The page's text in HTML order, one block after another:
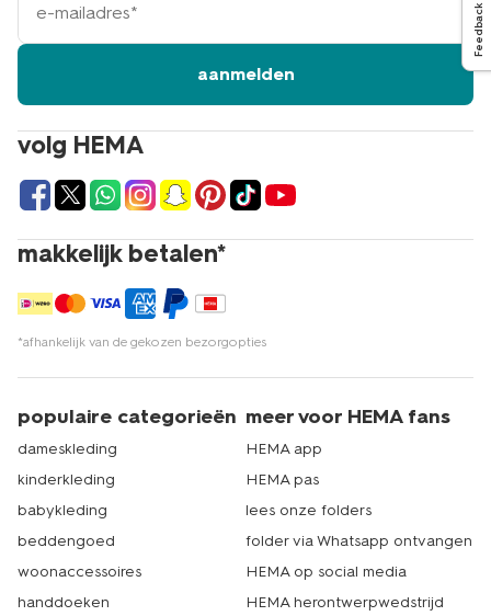
volg HEMA
makkelijk betalen*
*afhankelijk van de gekozen bezorgopties
mailadres
aanmelden
populaire categorieën
dameskleding
kinderkleding
babykleding
beddengoed
woonaccessoires
handdoeken
meer voor HEMA fans
HEMA app
HEMA pas
lees onze folders
folder via Whatsapp ontvangen
HEMA op social media
HEMA herontwerpwedstrijd
Feedback